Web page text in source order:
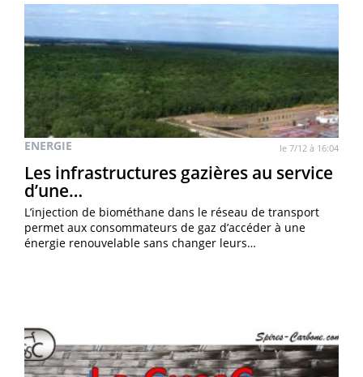
ENERGIE le 7/12 à 16:04
Les infrastructures gazières au service
d’une…
L’injection de biométhane dans le réseau de transport
permet aux consommateurs de gaz d’accéder à une
énergie renouvelable sans changer leurs…